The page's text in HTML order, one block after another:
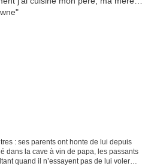
: ses parents ont honte de lui depuis
dans la cave à vin de papa, les passants
quand il n’essayent pas de lui voler